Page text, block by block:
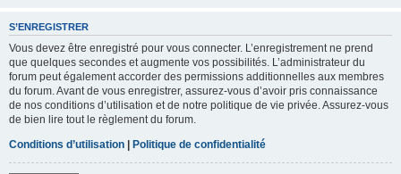
S’ENREGISTRER
Vous devez être enregistré pour vous connecter. L’enregistrement ne prend
que quelques secondes et augmente vos possibilités. L’administrateur du
forum peut également accorder des permissions additionnelles aux membres
du forum. Avant de vous enregistrer, assurez-vous d’avoir pris connaissance
de nos conditions d’utilisation et de notre politique de vie privée. Assurez-vous
de bien lire tout le règlement du forum.
Conditions d’utilisation | Politique de confidentialité